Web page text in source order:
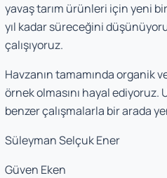
yavaş tarım ürünleri için yeni
yıl kadar süreceğini
çalışıyoruz.
Havzanın tamamında organik
örnek olmasını hayal
benzer çalışmalarla bir arada
Süleyman Selçuk Ener
Güven Eken